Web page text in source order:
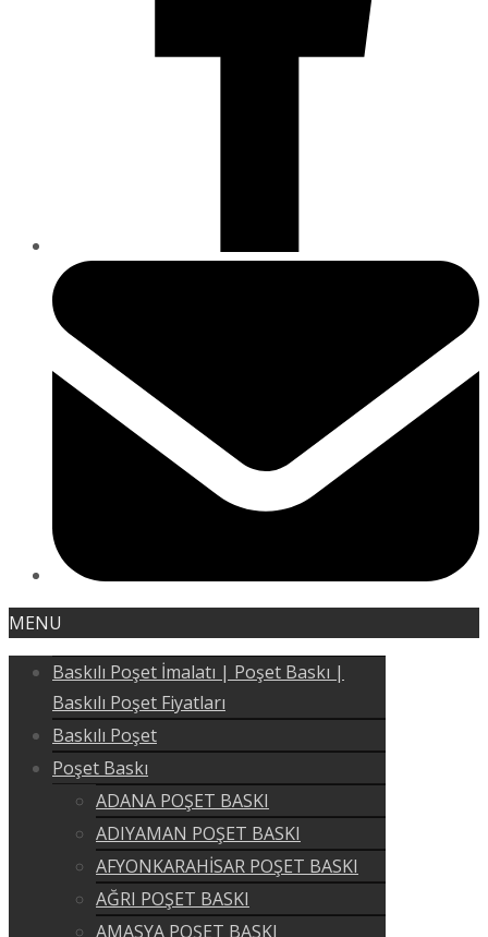
MENU
Baskılı Poşet İmalatı | Poşet Baskı |
Baskılı Poşet Fiyatları
Baskılı Poşet
Poşet Baskı
ADANA POŞET BASKI
ADIYAMAN POŞET BASKI
AFYONKARAHİSAR POŞET BASKI
AĞRI POŞET BASKI
AMASYA POŞET BASKI